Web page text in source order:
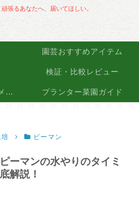
張るあなたへ、届いてほしい。
園芸おすすめアイテム
検証・比較レビュー
品種 プランター菜園ガイド
ピーマン
ーマンの水やりのタイミ
解説！